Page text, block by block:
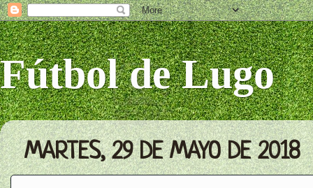
Fútbol de Lugo
MARTES, 29 DE MAYO DE 2018